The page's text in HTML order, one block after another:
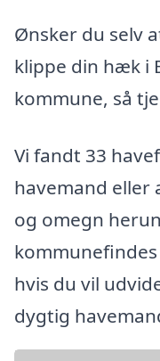
Ønsker du selv
klippe din hæk i
kommune, så
Vi fandt 33
havemand
og omegn
hvis du vil
dygtig